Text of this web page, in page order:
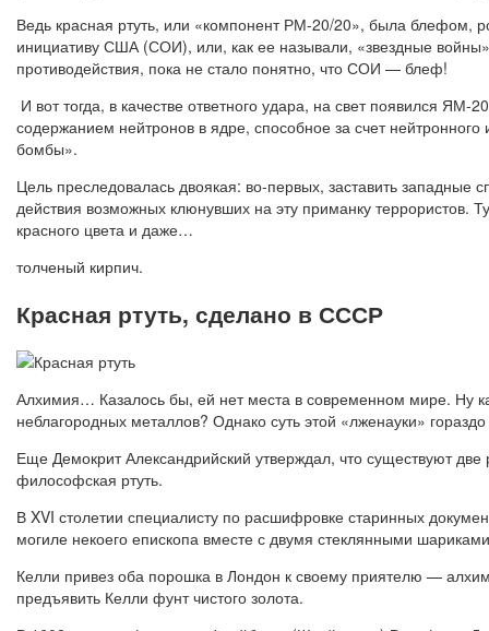
Ведь красная ртуть, или «компонент РМ-20/20», была блефом,
инициативу США (СОИ), или, как ее называли, «звездные
противодействия, пока не стало понятно, что СОИ — блеф!
И вот тогда, в качестве ответного удара, на свет появился
содержанием нейтронов в ядре, способное за счет
бомбы».
Цель преследовалась двоякая: во-первых, заставить западные
действия возможных клюнувших на эту приманку
красного цвета и даже…
толченый кирпич.
Красная ртуть, сделано в СССР
Алхимия… Казалось бы, ей нет места в современном мире. Ну
неблагородных металлов? Однако суть этой «лженауки»
Еще Демокрит Александрийский утверждал, что существуют
философская ртуть.
В XVI столетии специалисту по расшифровке старинных
могиле некоего епископа вместе с двумя стеклянными
Келли привез оба порошка в Лондон к своему приятелю —
предъявить Келли фунт чистого золота.